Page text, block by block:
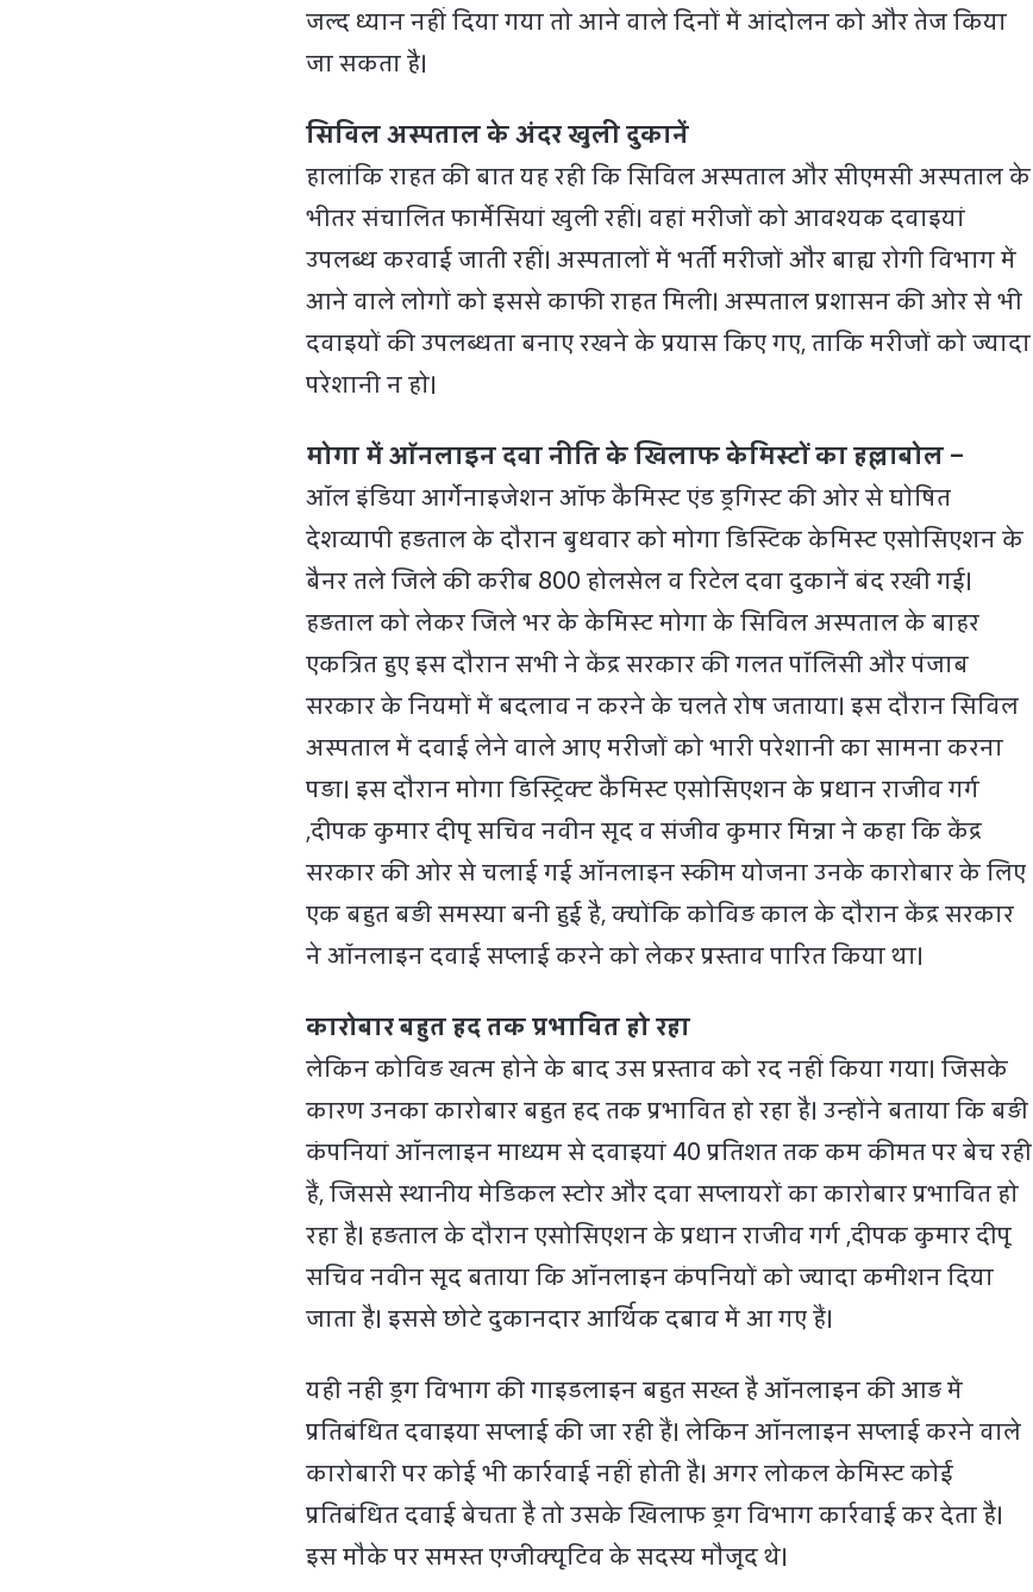
जल्द ध्यान नहीं दिया गया तो आने वाले दिनों में आंदोलन को और तेज किया
जा सकता है।
सिविल अस्पताल के अंदर खुली दुकानें
हालांकि राहत की बात यह रही कि सिविल अस्पताल और सीएमसी अस्पताल के
भीतर संचालित फार्मेसियां खुली रहीं। वहां मरीजों को आवश्यक दवाइयां
उपलब्ध करवाई जाती रहीं। अस्पतालों में भर्ती मरीजों और बाह्य रोगी विभाग में
आने वाले लोगों को इससे काफी राहत मिली। अस्पताल प्रशासन की ओर से भी
दवाइयों की उपलब्धता बनाए रखने के प्रयास किए गए, ताकि मरीजों को ज्यादा
परेशानी न हो।
मोगा में ऑनलाइन दवा नीति के खिलाफ केमिस्टों का हल्लाबोल –
ऑल इंडिया आर्गेनाइजेशन ऑफ कैमिस्ट एंड ड्रगिस्ट की ओर से घोषित
देशव्यापी हड़ताल के दौरान बुधवार को मोगा डिस्टिक केमिस्ट एसोसिएशन के
बैनर तले जिले की करीब 800 होलसेल व रिटेल दवा दुकानें बंद रखी गई।
हड़ताल को लेकर जिले भर के केमिस्ट मोगा के सिविल अस्पताल के बाहर
एकत्रित हुए इस दौरान सभी ने केंद्र सरकार की गलत पॉलिसी और पंजाब
सरकार के नियमों में बदलाव न करने के चलते रोष जताया। इस दौरान सिविल
अस्पताल में दवाई लेने वाले आए मरीजों को भारी परेशानी का सामना करना
पड़ा। इस दौरान मोगा डिस्ट्रिक्ट कैमिस्ट एसोसिएशन के प्रधान राजीव गर्ग
,दीपक कुमार दीपू सचिव नवीन सूद व संजीव कुमार मिन्ना ने कहा कि केंद्र
सरकार की ओर से चलाई गई ऑनलाइन स्कीम योजना उनके कारोबार के लिए
एक बहुत बड़ी समस्या बनी हुई है, क्योंकि कोविड़ काल के दौरान केंद्र सरकार
ने ऑनलाइन दवाई सप्लाई करने को लेकर प्रस्ताव पारित किया था।
कारोबार बहुत हद तक प्रभावित हो रहा
लेकिन कोविड़ खत्म होने के बाद उस प्रस्ताव को रद नहीं किया गया। जिसके
कारण उनका कारोबार बहुत हद तक प्रभावित हो रहा है। उन्होंने बताया कि बड़ी
कंपनियां ऑनलाइन माध्यम से दवाइयां 40 प्रतिशत तक कम कीमत पर बेच रही
हैं, जिससे स्थानीय मेडिकल स्टोर और दवा सप्लायरों का कारोबार प्रभावित हो
रहा है। हड़ताल के दौरान एसोसिएशन के प्रधान राजीव गर्ग ,दीपक कुमार दीपू
सचिव नवीन सूद बताया कि ऑनलाइन कंपनियों को ज्यादा कमीशन दिया
जाता है। इससे छोटे दुकानदार आर्थिक दबाव में आ गए हैं।
यही नही ड्रग विभाग की गाइडलाइन बहुत सख्त है ऑनलाइन की आड़ में
प्रतिबंधित दवाइया सप्लाई की जा रही हैं। लेकिन ऑनलाइन सप्लाई करने वाले
कारोबारी पर कोई भी कार्रवाई नहीं होती है। अगर लोकल केमिस्ट कोई
प्रतिबंधित दवाई बेचता है तो उसके खिलाफ ड्रग विभाग कार्रवाई कर देता है।
इस मौके पर समस्त एग्जीक्यूटिव के सदस्य मौजूद थे।